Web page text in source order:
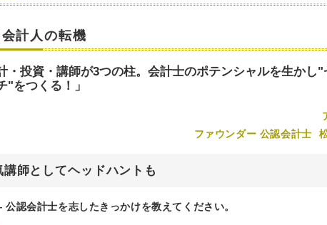
計人の転機
・投資・講師が3つの柱。会計士のポテンシャルを生かし"
"をつくる！」
ファウンダー 公認会計士
講師としてヘッドハントも
公認会計士を志したきっかけを教えてください。